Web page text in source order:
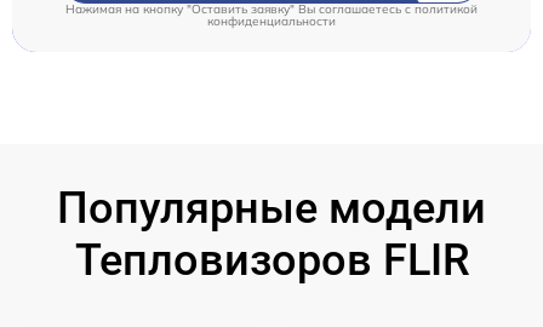
Нажимая на кнопку "Оставить заявку" Вы соглашаетесь c политикой
конфиденциальности
Популярные модели
Тепловизоров FLIR